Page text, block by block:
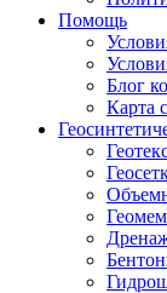
Помощь
Блог
Карта